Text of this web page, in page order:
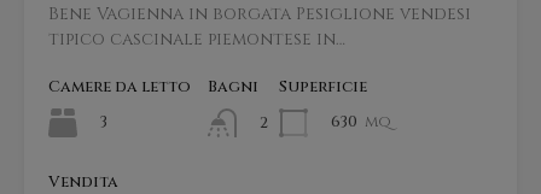
Bene Vagienna in borgata Pesiglione vendesi
tipico cascinale piemontese in…
Camere da letto
3
Bagni
2
Superficie
630 mq
Vendita